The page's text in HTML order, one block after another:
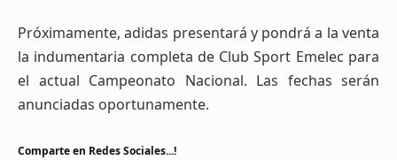
Próximamente, adidas presentará y pondrá a la venta
la indumentaria completa de Club Sport Emelec para
el actual Campeonato Nacional. Las fechas serán
anunciadas oportunamente.
Comparte en Redes Sociales...!